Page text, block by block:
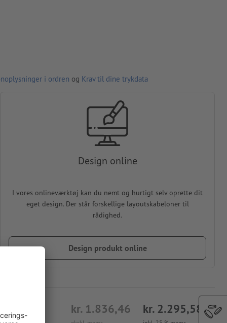
i ordren og Krav til dine trykdata
Design online
I vores onlineværktøj kan du nemt og hurtigt selv oprette dit
eget design. Der står forskellige layoutskabeloner til
rådighed.
Design produkt online
kr. 1.836,46 kr. 2.295,58